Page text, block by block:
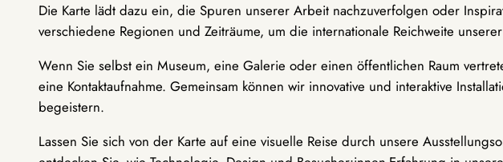
Die Karte lädt dazu ein, die Spuren unserer Arbeit nachzuverfolgen oder
verschiedene Regionen und Zeiträume, um die internationale Reichweite
Wenn Sie selbst ein Museum, eine Galerie oder einen öffentlichen Raum
eine Kontaktaufnahme. Gemeinsam können wir innovative und interaktive
begeistern.
Lassen Sie sich von der Karte auf eine visuelle Reise durch unsere